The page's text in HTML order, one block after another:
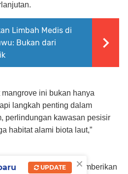
Limbah Medis di
Bukan dari
ini bukan hanya
langkah penting dalam
perlindungan kawasan pesisir
habitat alami biota laut,”
Tenggara juga memberikan
×
UPDATE